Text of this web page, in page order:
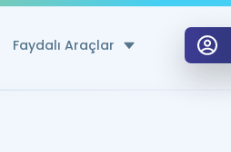
Faydalı Araçlar